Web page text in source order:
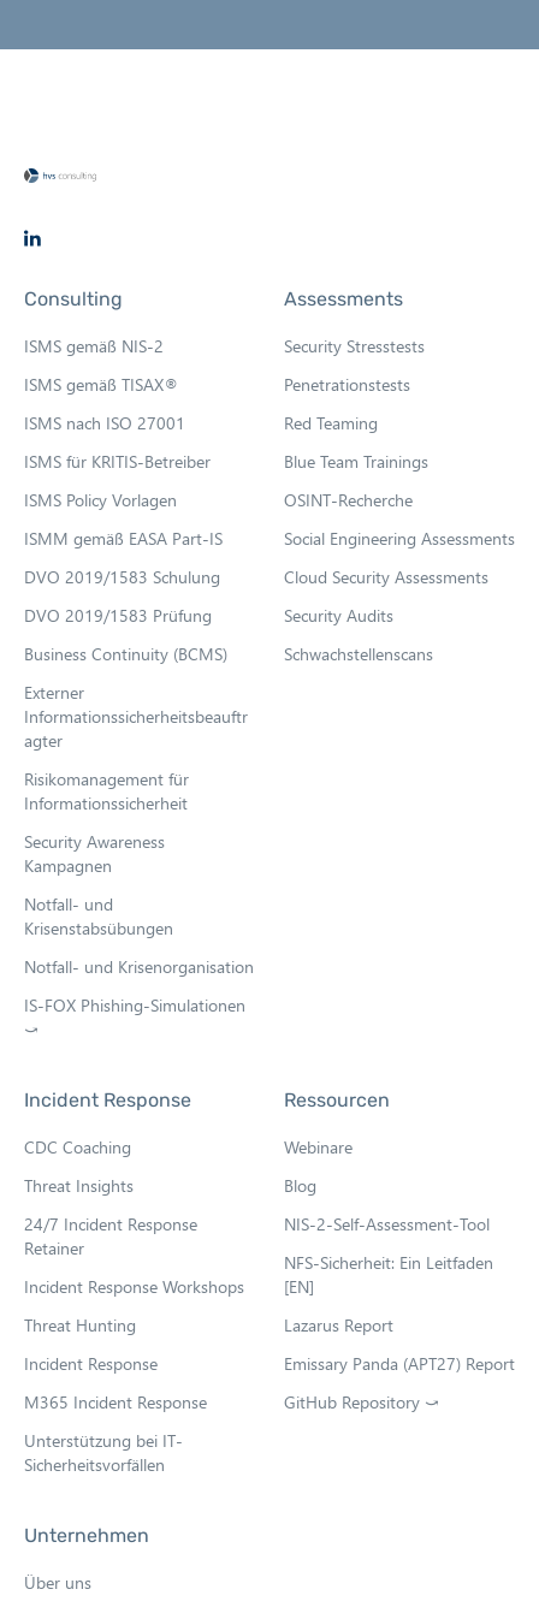
e
i
n
n
e
t
a
b
Consulting
ISMS gemäß NIS-2
ISMS gemäß TISAX®
ISMS nach ISO 27001
ISMS für KRITIS-Betreiber
ISMS Policy Vorlagen
ISMM gemäß EASA Part-IS
DVO 2019/1583 Schulung
DVO 2019/1583 Prüfung
Business Continuity (BCMS)
Externer
Informationssicherheitsbeauftr
agter
Risikomanagement für
Informationssicherheit
Security Awareness
Kampagnen
Notfall- und
Krisenstabsübungen
Notfall- und Krisenorganisation
IS-FOX Phishing-Simulationen
⤻
n
i
n
e
w
a
b
Assessments
Security Stresstests
Penetrationstests
Red Teaming
Blue Team Trainings
OSINT-Recherche
Social Engineering Assessments
Cloud Security Assessments
Security Audits
Schwachstellenscans
Incident Response
CDC Coaching
Threat Insights
24/7 Incident Response
Retainer
Incident Response Workshops
Threat Hunting
Incident Response
M365 Incident Response
Unterstützung bei IT-
Sicherheitsvorfällen
Ressourcen
Webinare
Blog
NIS-2-Self-Assessment-Tool
NFS-Sicherheit: Ein Leitfaden
[EN]
Lazarus Report
Emissary Panda (APT27) Report
GitHub Repository ⤻
Unternehmen
Über uns